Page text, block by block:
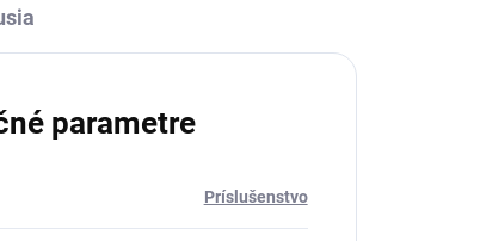
parametre
Príslušenstvo